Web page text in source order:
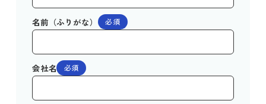
名前（ふりがな） 必須
会社名 必須